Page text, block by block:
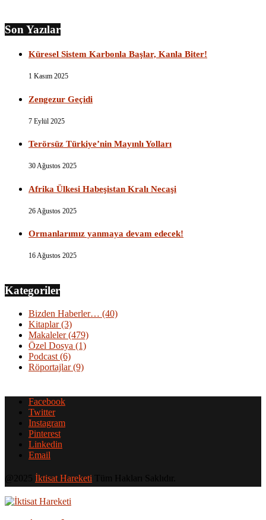
Son Yazılar
Küresel Sistem Karbonla Başlar, Kanla Biter!
1 Kasım 2025
Zengezur Geçidi
7 Eylül 2025
Terörsüz Türkiye’nin Mayınlı Yolları
30 Ağustos 2025
Afrika Ülkesi Habeşistan Kralı Necaşi
26 Ağustos 2025
Ormanlarımız yanmaya devam edecek!
16 Ağustos 2025
Kategoriler
Bizden Haberler… (40)
Kitaplar(3)
Makaleler(479)
Özel Dosya (1)
Podcast (6)
Röportajlar(9)
Facebook
Twitter
Instagram
Pinterest
Linkedin
Email
İktisat Hareketi